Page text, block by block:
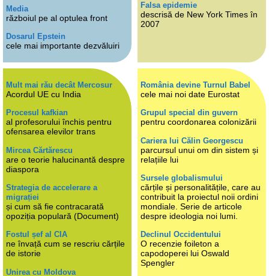
Media
războiul pe al optulea front
Dosarul Epstein
cele mai importante dezvăluiri
Falsa epidemie
descrisă de New York Times în
2007
Mult mai rău decât Mercosur
Acordul UE cu India
Procesul kafkian
al profesorului închis pentru
ofensarea elevilor trans
Mircea Cărtărescu
are o teorie halucinantă despre
diaspora
Strategia de accelerare a
migrației
și cum să fie contracarată
opoziția populară (Document)
Fostul șef al CIA
ne învață cum se rescriu cărțile
de istorie
Unirea cu Moldova
România devine Turnul Babel
cele mai noi date Eurostat
Grupul special din guvern
pentru coordonarea colonizării
Cariera lui Călin Georgescu
parcursul unui om din sistem și
relațiile lui
Sursele globalismului
cărțile și personalitățile, care au
contribuit la proiectul noii ordini
mondiale. Serie de articole
despre ideologia noi lumi.
Declinul Occidentului
O recenzie foileton a
capodoperei lui Oswald
Spengler